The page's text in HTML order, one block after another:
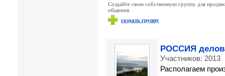
Создайте свою собственную группу для
общения.
создать группу
РОССИЯ
Участников: 2013
Располагаем